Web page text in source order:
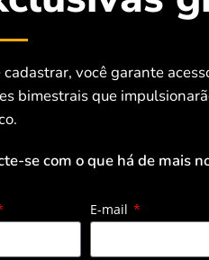
cadastrar, você garante
bimestrais que
se com o que há de mais
E-mail